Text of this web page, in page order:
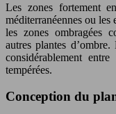
Les zones fortement
méditerranéennes ou les
les zones ombragées
autres plantes
considérablement
tempérées.
Conception du